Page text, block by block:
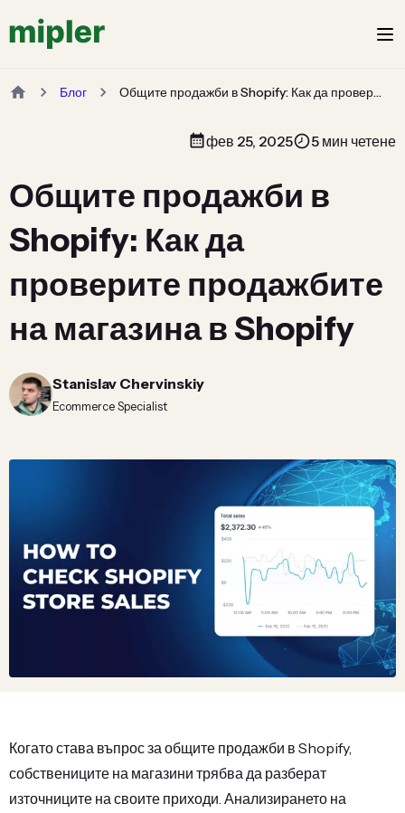
Блог Общите продажби в Shopify: Как да проверите продажбите на магазина в Shopify
фев 25, 2025 5 мин четене
Общите продажби в
Shopify: Как да
проверите продажбите
на магазина в Shopify
Stanislav Chervinskiy
Ecommerce Specialist
Когато става въпрос за общите продажби в Shopify,
собствениците на магазини трябва да разберат
източниците на своите приходи. Анализирането на